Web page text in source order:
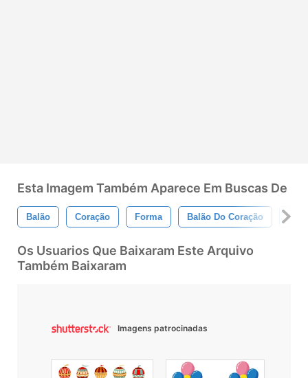
Esta Imagem Também Aparece Em Buscas De
Balão Coração Forma Balão Do Coração
Os Usuarios Que Baixaram Este Arquivo
Também Baixaram
Imagens patrocinadas